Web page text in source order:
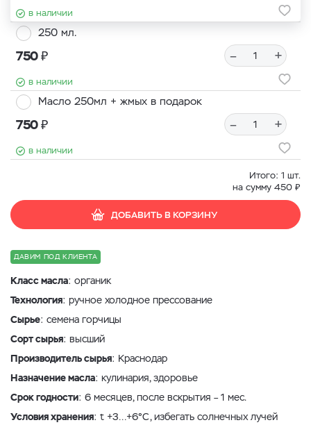
в наличии
250 мл.
750₽ – +
в наличии
Масло 250мл + жмых в подарок
750₽ – +
в наличии
Итого: 1 шт.
на сумму 450 ₽
ДОБАВИТЬ В КОРЗИНУ
ДАВИМ ПОД КЛИЕНТА
Класс масла: органик
Технология: ручное холодное прессование
Сырье: семена горчицы
Сорт сырья: высший
Производитель сырья: Краснодар
Назначение масла: кулинария, здоровье
Срок годности: 6 месяцев, после вскрытия – 1 мес.
Условия хранения: t +3…+6°С, избегать солнечных лучей